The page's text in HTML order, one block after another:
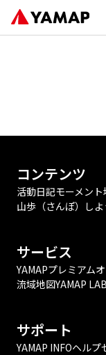
コンテンツ
活動日記モーメント
山歩（さんぽ）しよ
サービス
YAMAPプレミアム
流域地図YAMAP
サポート
YAMAP INFOヘルプ